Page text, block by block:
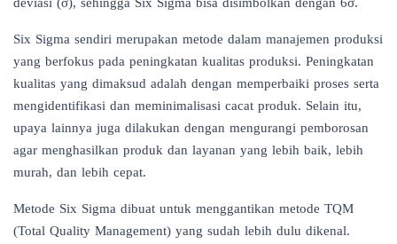
Six Sigma sendiri merupakan metode dalam manajemen produksi
yang berfokus pada peningkatan kualitas produksi. Peningkatan
kualitas yang dimaksud adalah dengan memperbaiki proses serta
mengidentifikasi dan meminimalisasi cacat produk. Selain itu,
upaya lainnya juga dilakukan dengan mengurangi pemborosan
agar menghasilkan produk dan layanan yang lebih baik, lebih
murah, dan lebih cepat.
Metode Six Sigma dibuat untuk menggantikan metode TQM
(Total Quality Management) yang sudah lebih dulu dikenal.